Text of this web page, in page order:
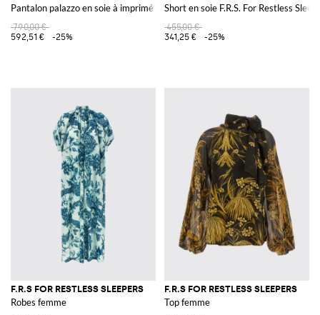
Pantalon palazzo en soie à imprimé tropical F.R.S. For Restless Sleepers
790,00 €
592,51 €
-25%
Short en soie F.R.S. For Restless
455,00 €
341,25 €
-25%
F.R.S FOR RESTLESS SLEEPERS
Robes femme
F.R.S FOR RESTLESS SLEEPERS
Top femme